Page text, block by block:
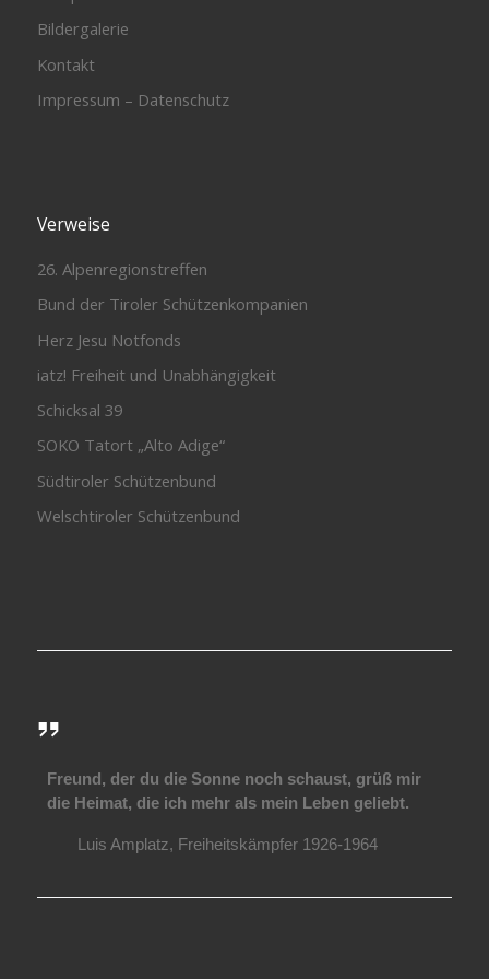
Bildergalerie
Kontakt
Impressum – Datenschutz
Verweise
26. Alpenregionstreffen
Bund der Tiroler Schützenkompanien
Herz Jesu Notfonds
iatz! Freiheit und Unabhängigkeit
Schicksal 39
SOKO Tatort „Alto Adige“
Südtiroler Schützenbund
Welschtiroler Schützenbund
Freund, der du die Sonne noch schaust, grüß mir
die Heimat, die ich mehr als mein Leben geliebt.
Luis Amplatz, Freiheitskämpfer 1926-1964